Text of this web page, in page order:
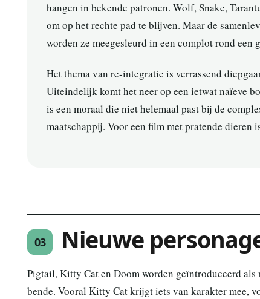
hangen in bekende patronen. Wolf, Snake,
om op het rechte pad te blijven. Maar de
worden ze meegesleurd in een complot rond een
Het thema van re-integratie is verrassend
Uiteindelijk komt het neer op een ietwat naïeve
is een moraal die niet helemaal past bij de
maatschappij. Voor een film met pratende dieren
03 Nieuwe
Pigtail, Kitty Cat en Doom worden geïntroduceerd
bende. Vooral Kitty Cat krijgt iets van karakter mee,